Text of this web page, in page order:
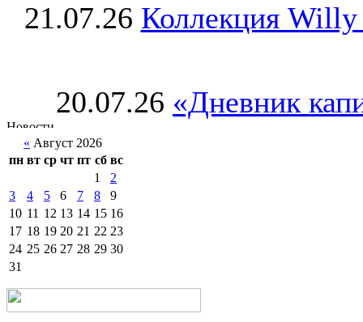
21.07.26 Коллекция Willy
20.07.26 «Дневник
« Август 2026
пн вт ср чт пт сб вс
1
2
3
4 5 6 7 8
9
10 11 12 13 14 15 16
17 18 19 20 21 22 23
24 25 26 27 28 29 30
31